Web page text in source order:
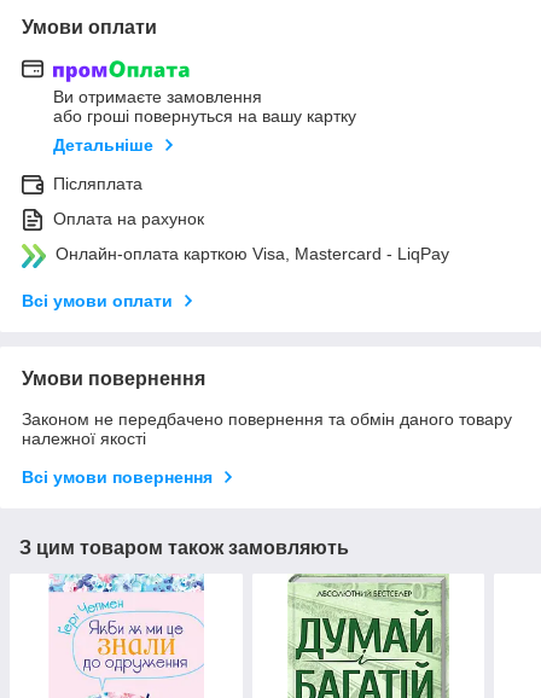
Умови оплати
Ви отримаєте замовлення
або гроші повернуться на вашу картку
Детальніше
Післяплата
Оплата на рахунок
Онлайн-оплата карткою Visa, Mastercard - LiqPay
Всі умови оплати
Умови повернення
Законом не передбачено повернення та обмін даного товару
належної якості
Всі умови повернення
З цим товаром також замовляють